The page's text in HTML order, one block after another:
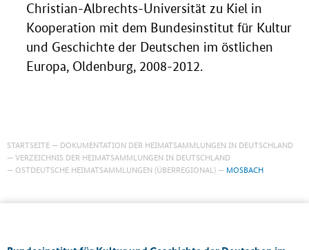
Christian-Albrechts-Universität zu Kiel in
Kooperation mit dem Bundesinstitut für Kultur
und Geschichte der Deutschen im östlichen
Europa, Oldenburg, 2008-2012.
STARTSEITE
DOKUMENTATION DER HEIMATSAMMLUNGEN IN DEUTSCHLAND
VERZEICHNIS DER HEIMATSAMMLUNGEN IN DEUTSCHLAND
OSTDEUTSCHE HEIMATSAMMLUNGEN (ÜBERREGIONAL)
MOSBACH